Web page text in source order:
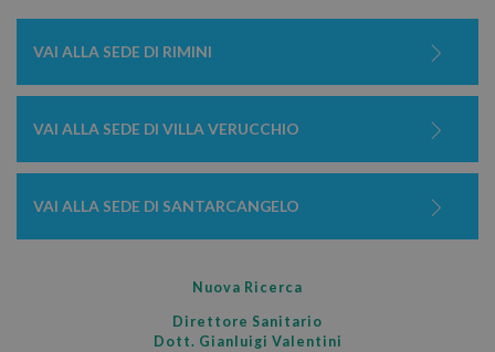
VAI ALLA SEDE DI RIMINI
VAI ALLA SEDE DI VILLA VERUCCHIO
VAI ALLA SEDE DI SANTARCANGELO
Nuova Ricerca
Direttore Sanitario
Dott. Gianluigi Valentini